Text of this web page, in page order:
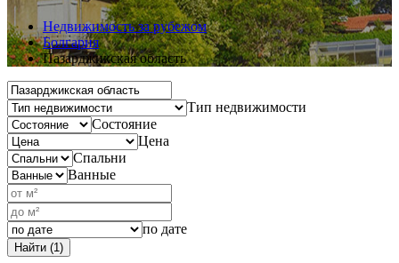
Недвижимость за рубежом
Болгария
Пазарджикская область
Тип недвижимости
Состояние
Цена
Спальни
Ванные
по дате
Найти (1)